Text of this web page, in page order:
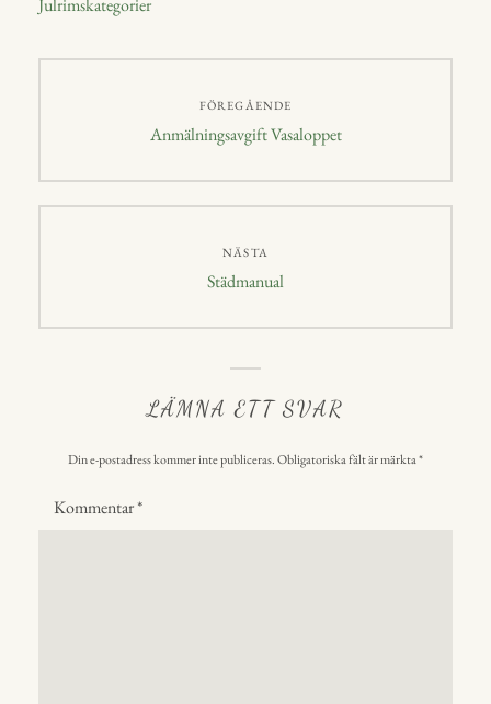
ok
r p
Julrimskategorier
FÖREGÅENDE
Föregående
Anmälningsavgift Vasaloppet
NÄSTA
Nästa
Städmanual
LÄMNA ETT SVAR
Din e-postadress kommer inte publiceras.Obligatoriska fält är märkta*
Kommentar*